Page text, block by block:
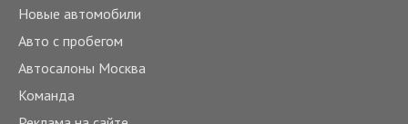
Новые автомобили
Авто с пробегом
Автосалоны Москва
Команда